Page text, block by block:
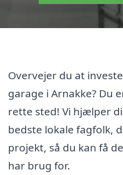
Overvejer du at
garage i Arnakke? Du
rette sted! Vi hjælper
bedste lokale fagfolk,
projekt, så du kan få
har brug for.